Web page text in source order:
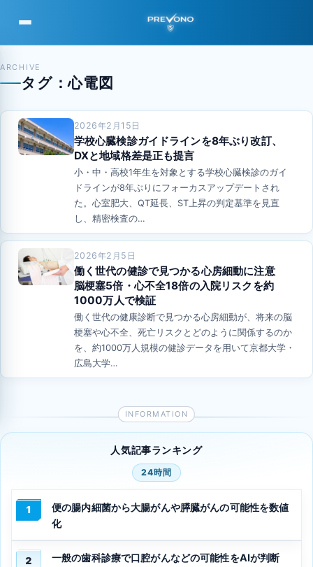
PREVONO
ARCHIVE
タグ：心電図
2026年2月15日
学校心臓検診ガイドラインを8年ぶり改訂、
DXと地域格差是正も提言
小・中・高校1年生を対象とする学校心臓検診のガイ
ドラインが8年ぶりにフォーカスアップデートされ
た。心室肥大、QT延長、ST上昇の判定基準を見直
し、精密検査の…
2026年2月5日
働く世代の健診で見つかる心房細動に注意
脳梗塞5倍・心不全18倍の入院リスクを約
1000万人で検証
働く世代の健康診断で見つかる心房細動が、将来の脳
梗塞や心不全、死亡リスクとどのように関係するのか
を、約1000万人規模の健診データを用いて京都大学・
広島大学…
人気記事ランキング
24時間
1
便の腸内細菌から大腸がんや膵臓がんの可能性を数値
化
2
一般の歯科診療で口腔がんなどの可能性をAIが判断